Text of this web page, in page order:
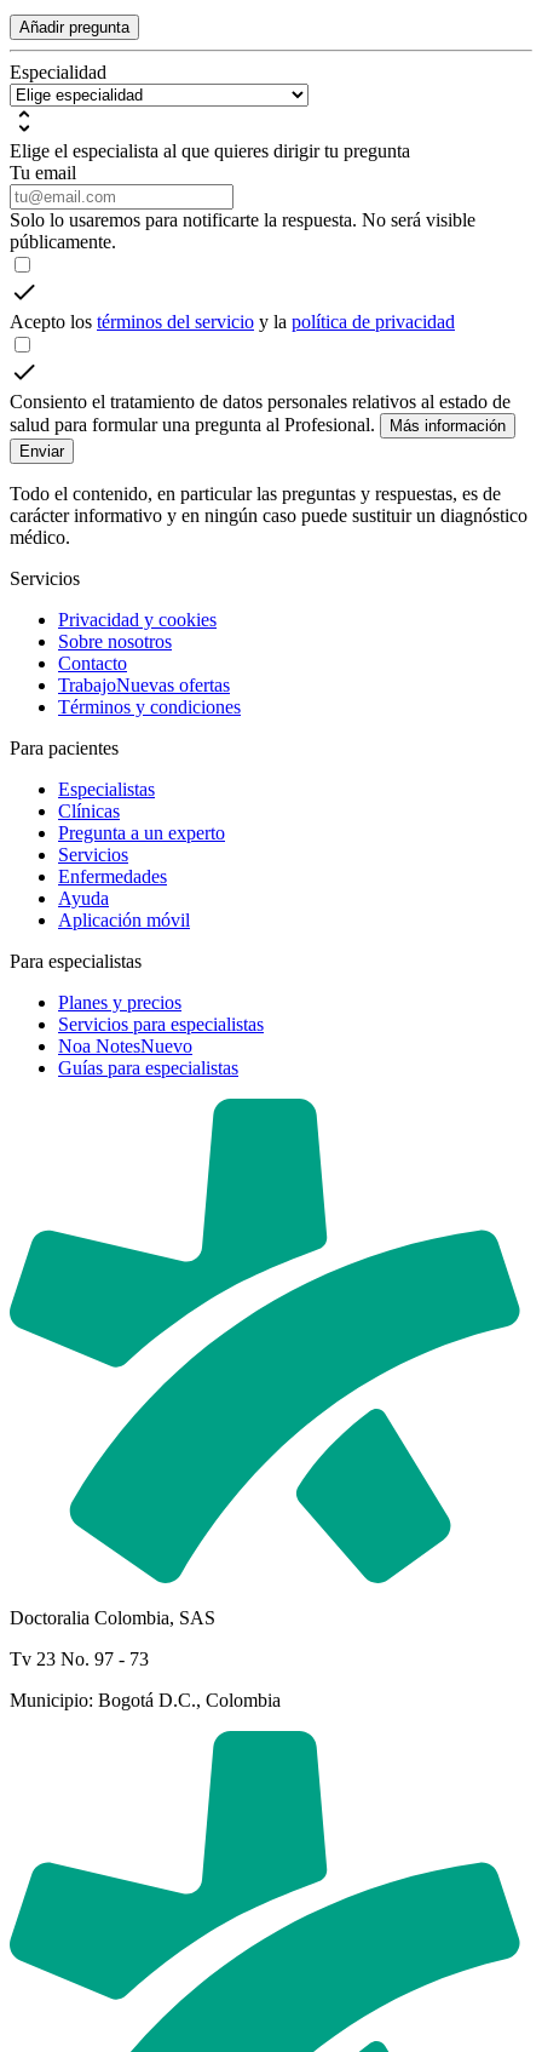
Añadir pregunta
Especialidad
Elige el especialista al que quieres dirigir tu pregunta
Tu email
Solo lo usaremos para notificarte la respuesta. No será visible
públicamente.
Acepto los términos del servicio y la política de privacidad
Consiento el tratamiento de datos personales relativos al estado de
salud para formular una pregunta al Profesional.
Más información
Enviar
Todo el contenido, en particular las preguntas y respuestas, es de
carácter informativo y en ningún caso puede sustituir un diagnóstico
médico.
Servicios
Privacidad y cookies
Sobre nosotros
Contacto
TrabajoNuevas ofertas
Términos y condiciones
Para pacientes
Especialistas
Clínicas
Pregunta a un experto
Servicios
Enfermedades
Ayuda
Aplicación móvil
Para especialistas
Planes y precios
Servicios para especialistas
Noa NotesNuevo
Guías para especialistas
Doctoralia Colombia, SAS
Tv 23 No. 97 - 73
Municipio: Bogotá D.C., Colombia